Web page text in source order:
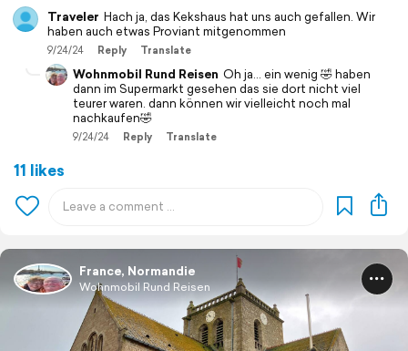
Traveler Hach ja, das Kekshaus hat uns auch gefallen. Wir
haben auch etwas Proviant mitgenommen
9/24/24 Reply Translate
Wohnmobil Rund Reisen Oh ja… ein wenig 🤣 haben
dann im Supermarkt gesehen das sie dort nicht viel
teurer waren. dann können wir vielleicht noch mal
nachkaufen🤣
9/24/24 Reply Translate
11 likes
France, Normandie
Wohnmobil Rund Reisen